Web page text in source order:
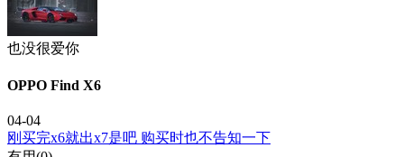
也没很爱你
OPPO Find X6
04-04
刚买完x6就出x7是吧 购买时也不告知一下